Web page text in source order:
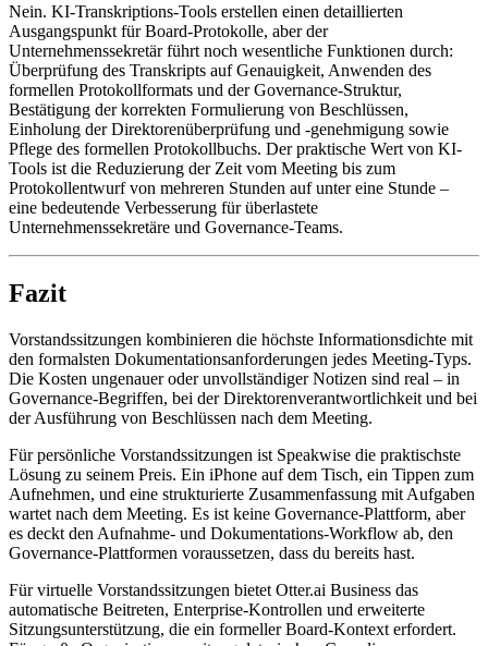
Nein. KI-Transkriptions-Tools erstellen einen detaillierten
Ausgangspunkt für Board-Protokolle, aber der
Unternehmenssekretär führt noch wesentliche Funktionen durch:
Überprüfung des Transkripts auf Genauigkeit, Anwenden des
formellen Protokollformats und der Governance-Struktur,
Bestätigung der korrekten Formulierung von Beschlüssen,
Einholung der Direktorenüberprüfung und -genehmigung sowie
Pflege des formellen Protokollbuchs. Der praktische Wert von KI-
Tools ist die Reduzierung der Zeit vom Meeting bis zum
Protokollentwurf von mehreren Stunden auf unter eine Stunde –
eine bedeutende Verbesserung für überlastete
Unternehmenssekretäre und Governance-Teams.
Fazit
Vorstandssitzungen kombinieren die höchste Informationsdichte mit
den formalsten Dokumentationsanforderungen jedes Meeting-Typs.
Die Kosten ungenauer oder unvollständiger Notizen sind real – in
Governance-Begriffen, bei der Direktorenverantwortlichkeit und bei
der Ausführung von Beschlüssen nach dem Meeting.
Für persönliche Vorstandssitzungen ist Speakwise die praktischste
Lösung zu seinem Preis. Ein iPhone auf dem Tisch, ein Tippen zum
Aufnehmen, und eine strukturierte Zusammenfassung mit Aufgaben
wartet nach dem Meeting. Es ist keine Governance-Plattform, aber
es deckt den Aufnahme- und Dokumentations-Workflow ab, den
Governance-Plattformen voraussetzen, dass du bereits hast.
Für virtuelle Vorstandssitzungen bietet Otter.ai Business das
automatische Beitreten, Enterprise-Kontrollen und erweiterte
Sitzungsunterstützung, die ein formeller Board-Kontext erfordert.